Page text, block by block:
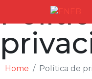
Home Política de